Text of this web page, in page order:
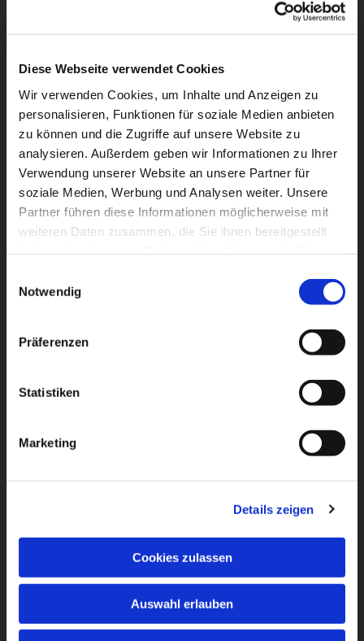
Diese Webseite verwendet Cookies
Wir verwenden Cookies, um Inhalte und Anzeigen zu
personalisieren, Funktionen für soziale Medien anbieten
zu können und die Zugriffe auf unsere Website zu
analysieren. Außerdem geben wir Informationen zu Ihrer
Verwendung unserer Website an unsere Partner für
soziale Medien, Werbung und Analysen weiter. Unsere
Partner führen diese Informationen möglicherweise mit
weiteren Daten zusammen, die Sie ihnen bereitgestellt
Notwendig
Präferenzen
Statistiken
Marketing
Details zeigen
Cookies zulassen
Auswahl erlauben
Dies könnte Sie auch
interessieren